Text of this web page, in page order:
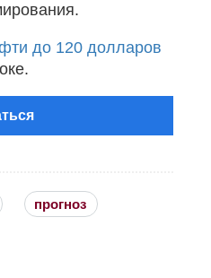
до 120 долларов
прогноз